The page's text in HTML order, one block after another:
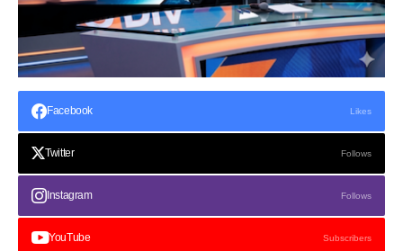
Facebook Likes
Twitter Follows
Instagram Follows
YouTube Subscribers